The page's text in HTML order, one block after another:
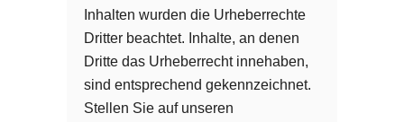
Inhalten wurden die Urheberrechte
Dritter beachtet. Inhalte, an denen
Dritte das Urheberrecht innehaben,
sind entsprechend gekennzeichnet.
Stellen Sie auf unseren